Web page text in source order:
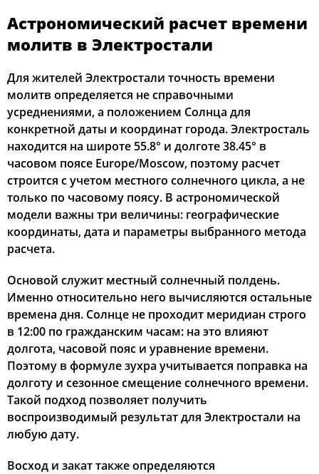
12, Ср 12:31 20:10
02:33
14, Пт 02:34 04:56 12:31 16:35 20:05
15, Сб 02:35 04:58 12:31 16:33 20:03 22:16
16, Вс 02:36 05:00 12:31 16:32 20:00 22:15
17, Пн 02:37 05:02 12:30 16:31 19:58 22:11
18, Вт 02:39 05:03 12:30 16:30 19:56 22:07
20, Чт 02:46 05:07 12:30 16:27 19:51 21:59
21, Пт 02:50 05:09 12:29 16:26 19:48 21:55
02:53 05:11 12:29 16:24 19:46
23, Вс 02:57 05:13 12:29 16:23 19:43 21:48
24, Пн 03:00 05:15 12:29 16:21 19:41 21:44
Астрономический расчет времени
молитв в Электростали
Для жителей Электростали точность времени
молитв определяется не справочными
усреднениями, а положением Солнца для
конкретной даты и координат города. Электросталь
находится на широте 55.8° и долготе 38.45° в
часовом поясе Europe/Moscow, поэтому расчет
строится с учетом местного солнечного цикла, а не
только по часовому поясу. В астрономической
модели важны три величины: географические
координаты, дата и параметры выбранного метода
расчета.
Основой служит местный солнечный полдень.
Именно относительно него вычисляются остальные
времена дня. Солнце не проходит меридиан строго
в 12:00 по гражданским часам: на это влияют
долгота, часовой пояс и уравнение времени.
Поэтому в формуле зухра учитывается поправка на
долготу и сезонное смещение солнечного времени.
Такой подход позволяет получить
воспроизводимый результат для Электростали на
любую дату.
Восход и закат также определяются